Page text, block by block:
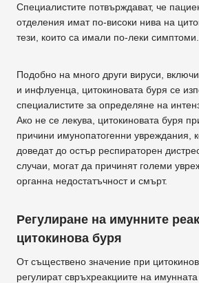
Специалистите потвърждават, че
отделения имат по-високи нива на
тези, които са имали по-леки симптоми.
Подобно на много други вируси,
и инфлуенца, цитокиновата буря се
специалистите за определяне на
Ако не се лекува, цитокиновата буря
причини имунопатогенни увреждания,
доведат до остър респираторен
случаи, могат да причинят големи
органна недостатъчност и смърт.
Регулиране на имунните
цитокинова буря
От съществено значение при
регулират свръхреакциите на